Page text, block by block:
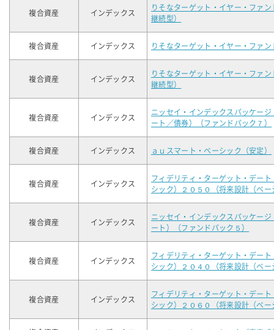
複合資産 インデックス
りそなターゲット・イヤー・ファ
継続型）
複合資産 インデックス りそなターゲット・イヤー・ファン
複合資産 インデックス
りそなターゲット・イヤー・ファ
継続型）
複合資産 インデックス
ニッセイ・インデックスパッケー
ート／債券）（ファンドパック７）
複合資産 インデックス ａｕスマート・ベーシック（安定）
複合資産 インデックス
フィデリティ・ターゲット・デー
シック）２０５０（将来設計（ベー
複合資産 インデックス
ニッセイ・インデックスパッケー
ート）（ファンドパック５）
複合資産 インデックス
フィデリティ・ターゲット・デー
シック）２０４０（将来設計（ベー
複合資産 インデックス
フィデリティ・ターゲット・デー
シック）２０６０（将来設計（ベー